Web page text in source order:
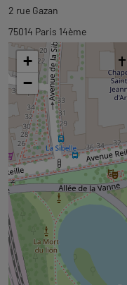
l'onglet
informations
Revenir
à
l'onglet
carte
2 rue Gazan
75014 Paris 14ème
+
−